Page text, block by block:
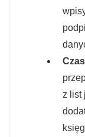
z list